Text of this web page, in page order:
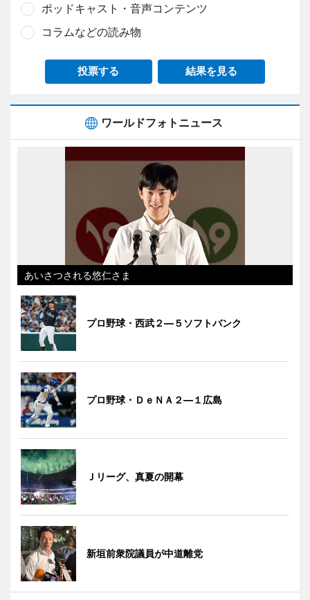
ポッドキャスト・音声コンテンツ
コラムなどの読み物
投票する 結果を見る
ワールドフォトニュース
あいさつされる悠仁さま
プロ野球・西武２―５ソフトバンク
プロ野球・ＤｅＮＡ２―１広島
Ｊリーグ、真夏の開幕
新垣前衆院議員が中道離党